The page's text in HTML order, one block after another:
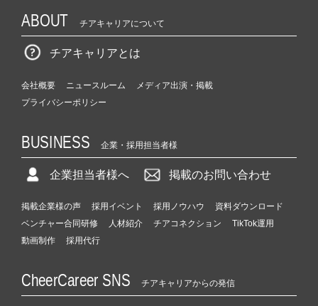
ABOUT チアキャリアについて
チアキャリアとは
会社概要 ニュースルーム
メディア出演・掲載
プライバシーポリシー
BUSINESS 企業・採用担当者様
企業担当者様へ 掲載のお問い合わせ
掲載企業様の声 採用イベント 採用ノウハウ
資料ダウンロード
ベンチャー合同研修
人材紹介 チアコネクション
TikTok運用
動画制作
採用代行
CheerCareer SNS チアキャリアからの発信